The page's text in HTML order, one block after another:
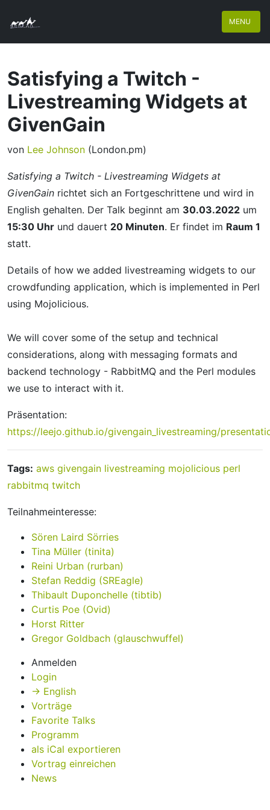
MENU
Satisfying a Twitch -
Livestreaming Widgets at
GivenGain
von Lee Johnson (London.pm)
Satisfying a Twitch - Livestreaming Widgets at
GivenGain richtet sich an Fortgeschrittene und wird in
English gehalten. Der Talk beginnt am 30.03.2022 um
15:30 Uhr und dauert 20 Minuten. Er findet im Raum 1
statt.
Details of how we added livestreaming widgets to our
crowdfunding application, which is implemented in Perl
using Mojolicious.
We will cover some of the setup and technical
considerations, along with messaging formats and
backend technology - RabbitMQ and the Perl modules
we use to interact with it.
Präsentation:
https://leejo.github.io/givengain_livestreaming/
Tags: aws givengain livestreaming mojolicious perl
rabbitmq twitch
Teilnahmeinteresse:
Sören Laird Sörries
Tina Müller (‎tinita‎)
Reini Urban (‎rurban‎)
Stefan Reddig (‎SREagle‎)
Thibault Duponchelle (‎tibtib‎)
Curtis Poe (‎Ovid‎)
Horst Ritter
Gregor Goldbach (‎glauschwuffel‎)
Anmelden
Login
→ English
Vorträge
Favorite Talks
Programm
als iCal exportieren
Vortrag einreichen
News